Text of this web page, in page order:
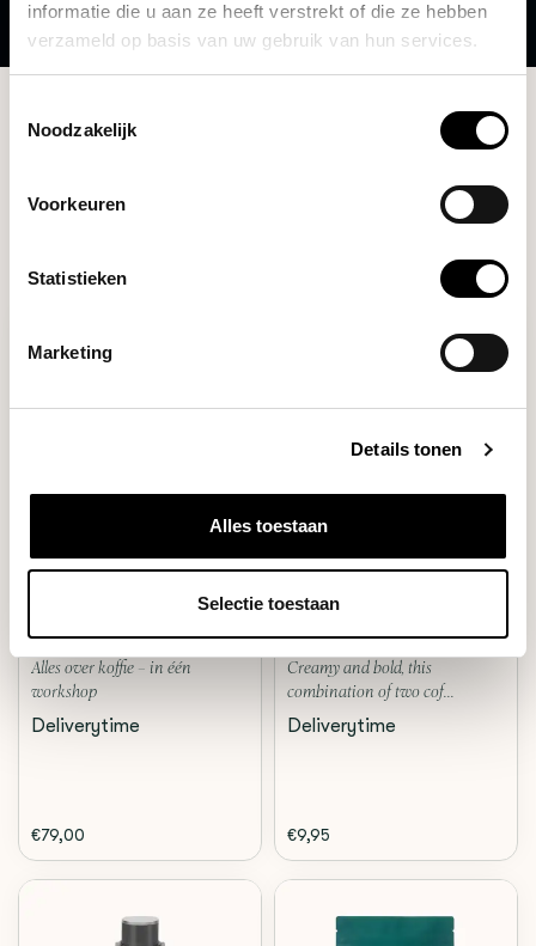
informatie die u aan ze heeft verstrekt of die ze hebben
verzameld op basis van uw gebruik van hun services.
Noodzakelijk
Voorkeuren
Statistieken
Marketing
Details tonen
Alles toestaan
Selectie toestaan
Workshop
BARISTA
Alles over koffie – in één
workshop
Deliverytime
€79,00
Blend
Creamy and bold, this
combination of two cof...
Deliverytime
€9,95